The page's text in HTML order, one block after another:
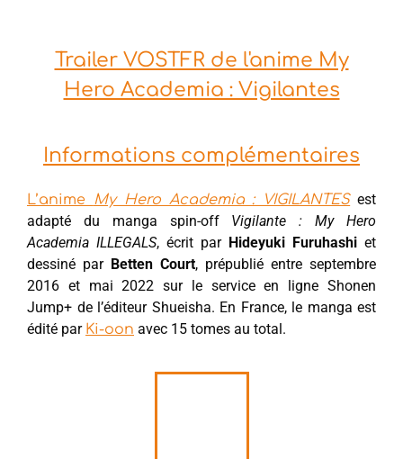
Trailer VOSTFR de l'anime My
Hero Academia : Vigilantes
Informations complémentaires
L’anime My Hero Academia : VIGILANTESest
adapté du manga spin-off Vigilante : My Hero
Academia ILLEGALS, écrit par Hideyuki Furuhashi et
dessiné par Betten Court, prépublié entre septembre
2016 et mai 2022 sur le service en ligne Shonen
Jump+ de l’éditeur Shueisha. En France, le manga est
édité par Ki-oon avec 15 tomes au total.